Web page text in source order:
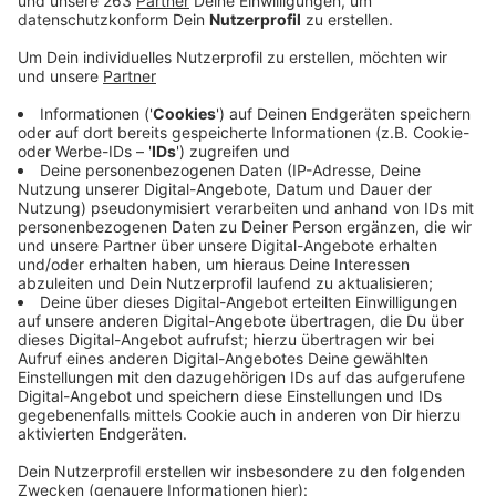
Anzeige
Fassaden sieht einen Zuschuss von bis zu 50 Prozent
der Kosten vor. Das sind bei Fassadenprojekten 500
Euro und bei Dachbegrünungen bis zu 800 Euro. "Die
Begrünung von Dächern und Fassaden verbessert
nicht nur das Wohnumfeld, sondern mildert die Folgen
der zunehmenden Hitzeperioden ab", so Dr. Bernhard
Kraft, Leiter der Umweltabteilung der Stadt Siegen.
Außerdem dient die Begrünung Tieren als
Nahrungsquelle und Lebensraum. Denkbar seien
beispielsweise Pflanzungen, der Aufbau einer
Vegetationsschicht und Rankhilfen. Weitere
Informationen gibt es auf der Internetseite der
städtischen Umweltabteilung. Dort ist auch das
Antragsformular zu finden.